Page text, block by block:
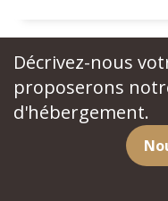
Décrivez-nous
proposerons
d'hébergement.